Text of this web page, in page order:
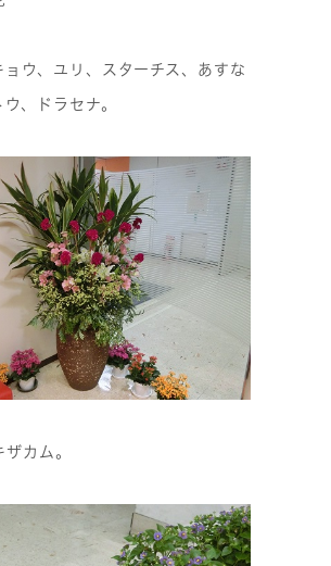
ョウ、ユリ、スターチス、あすな
、ドラセナ。
カム。